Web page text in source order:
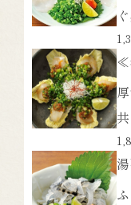
≪